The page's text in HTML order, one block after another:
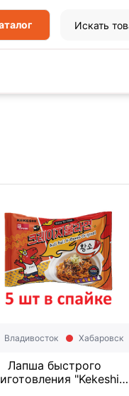
Лапша быстрого
"Kekeshi"
Владивосток Хабаровск